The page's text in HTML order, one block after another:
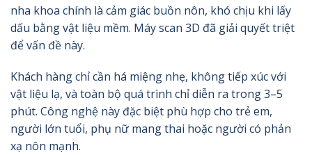
nha khoa chính là cảm giác buồn nôn, khó chịu khi lấy
dấu bằng vật liệu mềm. Máy scan 3D đã giải quyết triệt
để vấn đề này.
Khách hàng chỉ cần há miệng nhẹ, không tiếp xúc với
vật liệu lạ, và toàn bộ quá trình chỉ diễn ra trong 3–5
phút. Công nghệ này đặc biệt phù hợp cho trẻ em,
người lớn tuổi, phụ nữ mang thai hoặc người có phản
xạ nôn mạnh.